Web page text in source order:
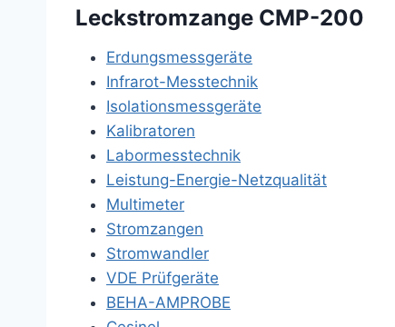
Leckstromzange CMP-200
Erdungsmessgeräte
Infrarot-Messtechnik
Isolationsmessgeräte
Kalibratoren
Labormesstechnik
Leistung-Energie-Netzqualität
Multimeter
Stromzangen
Stromwandler
VDE Prüfgeräte
BEHA-AMPROBE